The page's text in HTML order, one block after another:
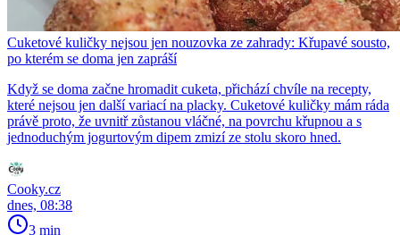
Cuketové kuličky nejsou jen nouzovka ze zahrady: Křupavé sousto,
po kterém se doma jen zapráší
Když se doma začne hromadit cuketa, přichází chvíle na recepty,
které nejsou jen další variací na placky. Cuketové kuličky mám ráda
právě proto, že uvnitř zůstanou vláčné, na povrchu křupnou a s
jednoduchým jogurtovým dipem zmizí ze stolu skoro hned.
Cooky.cz
dnes, 08:38
3 min